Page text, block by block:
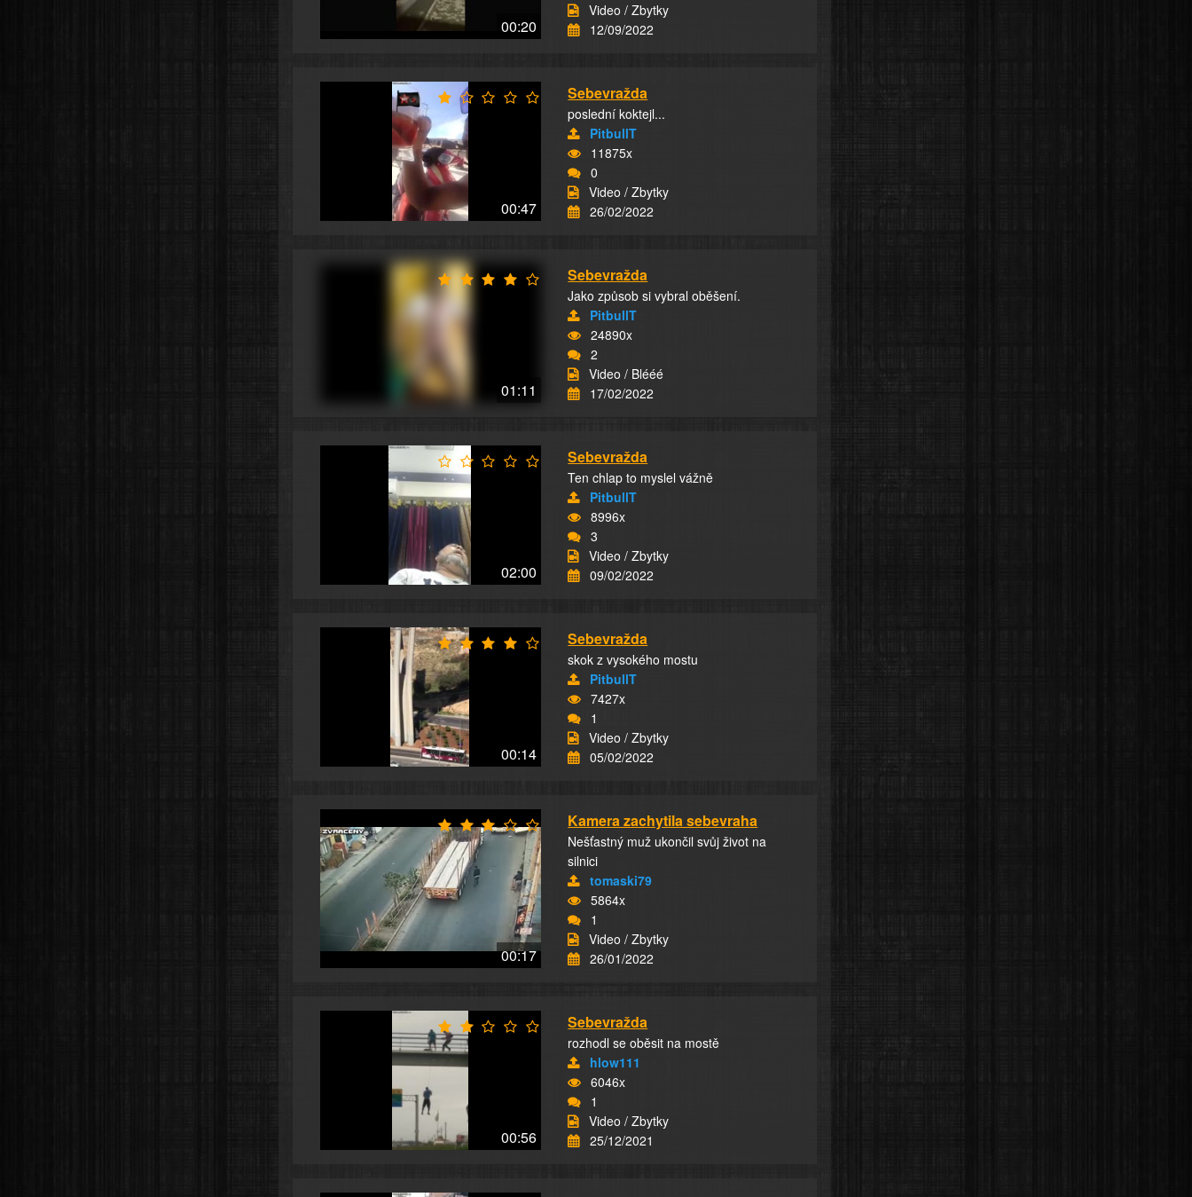
00:20
Video / Zbytky
12/09/2022
00:47
Sebevražda
poslední koktejl...
PitbullT
11875x
0
Video / Zbytky
26/02/2022
01:11
Sebevražda
Jako způsob si vybral oběšení.
PitbullT
24890x
2
Video / Blééé
17/02/2022
02:00
Sebevražda
Ten chlap to myslel vážně
PitbullT
8996x
3
Video / Zbytky
09/02/2022
00:14
Sebevražda
skok z vysokého mostu
PitbullT
7427x
1
Video / Zbytky
05/02/2022
00:17
Kamera zachytila sebevraha
Nešťastný muž ukončil svůj život na
silnici
tomaski79
5864x
1
Video / Zbytky
26/01/2022
00:56
Sebevražda
rozhodl se oběsit na mostě
hlow111
6046x
1
Video / Zbytky
25/12/2021